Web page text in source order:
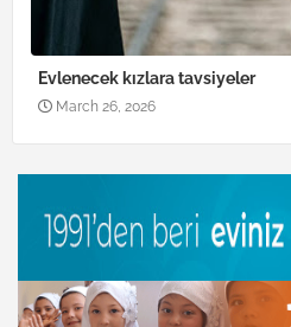
Evlenecek kızlara tavsiyeler
March 26, 2026